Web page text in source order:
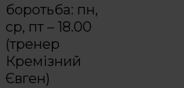
боротьба: пн,
ср, пт – 18.00
(тренер
Кремізний
Євген)